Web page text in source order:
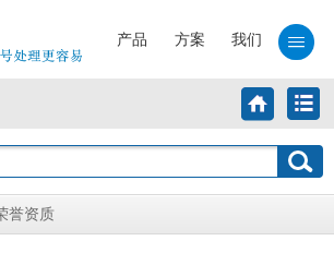
产品 方案 我们
誉资质